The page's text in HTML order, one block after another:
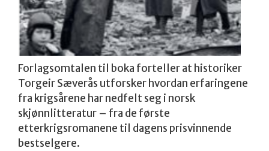
Forlagsomtalen til boka forteller at historiker
Torgeir Sæverås utforsker hvordan erfaringene
fra krigsårene har nedfelt seg i norsk
skjønnlitteratur – fra de første
etterkrigsromanene til dagens prisvinnende
bestselgere.